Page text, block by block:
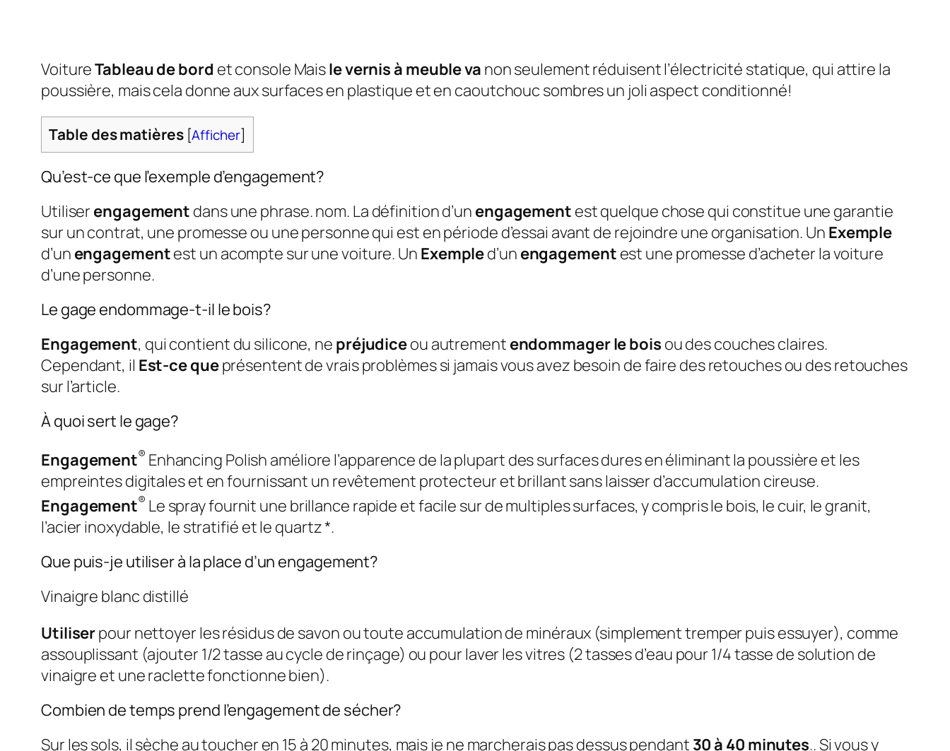
VoitureTableau de bord et console Maisle vernis à meuble va non seulement réduisent l’électricité statique, qui attire la
poussière, mais cela donne aux surfaces en plastique et en caoutchouc sombres un joli aspect conditionné!
Table des matières [Afficher]
Qu’est-ce que l’exemple d’engagement?
Utiliser engagement dans une phrase. nom. La définition d’un engagement est quelque chose qui constitue une garantie
sur un contrat, une promesse ou une personne qui est en période d’essai avant de rejoindre une organisation. Un Exemple
d’un engagementest un acompte sur une voiture. Un Exempled’un engagement est une promesse d’acheter la voiture
d’une personne.
Le gage endommage-t-il le bois?
Engagement, qui contient du silicone, ne préjudiceou autrement endommager le bois ou des couches claires.
Cependant, il Est-ce queprésentent de vrais problèmes si jamais vous avez besoin de faire des retouches ou des retouches
sur l’article.
À quoi sert le gage?
Engagement® Enhancing Polish améliore l’apparence de la plupart des surfaces dures en éliminant la poussière et les
empreintes digitales et en fournissant un revêtement protecteur et brillant sans laisser d’accumulation cireuse.
Engagement® Le spray fournit une brillance rapide et facile sur de multiples surfaces, y compris le bois, le cuir, le granit,
l’acier inoxydable, le stratifié et le quartz *.
Que puis-je utiliser à la place d’un engagement?
Vinaigre blanc distillé
Utiliserpour nettoyer les résidus de savon ou toute accumulation de minéraux (simplement tremper puis essuyer), comme
assouplissant (ajouter 1/2 tasse au cycle de rinçage) ou pour laver les vitres (2 tasses d’eau pour 1/4 tasse de solution de
vinaigre et une raclette fonctionne bien).
Combien de temps prend l’engagement de sécher?
Sur les sols, il sèche au toucher en 15 à 20 minutes, mais je ne marcherais pas dessus pendant 30 à 40 minutes.. Si vous y